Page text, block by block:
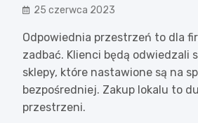
25 czerwca 2023
Odpowiednia przestrzeń to dla
zadbać. Klienci będą odwiedzali
sklepy, które nastawione są na
bezpośredniej. Zakup lokalu to
przestrzeni.